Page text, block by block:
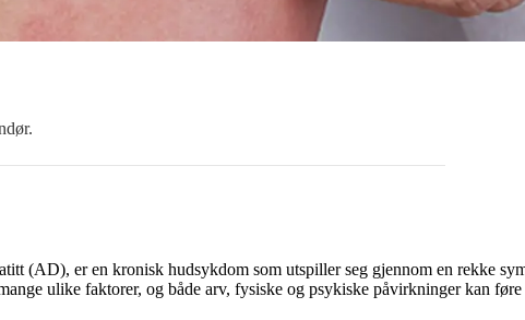
(AD), er en kronisk hudsykdom som utspiller seg gjennom en rekke
ulike faktorer, og både arv, fysiske og psykiske påvirkninger kan